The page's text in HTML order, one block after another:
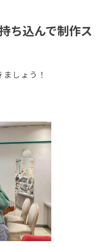
ち込んで制作ス
しょう！